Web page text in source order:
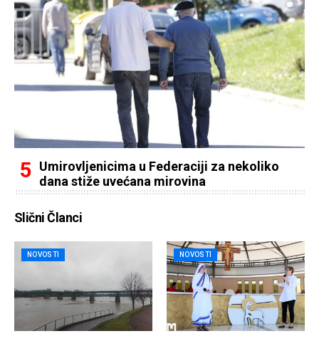
Umirovljenicima u Federaciji za nekoliko
dana stiže uvećana mirovina
Slični Članci
NOVOSTI NOVOSTI